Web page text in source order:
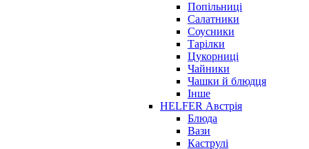
Попільниці
Салатники
Соусники
Тарілки
Цукорниці
Чайники
Чашки й блюдця
Інше
HELFER Австрія
Блюда
Вази
Каструлі